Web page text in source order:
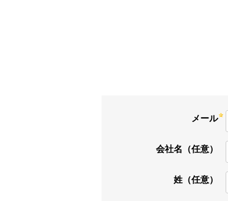
メール
会社名（任意）
姓（任意）